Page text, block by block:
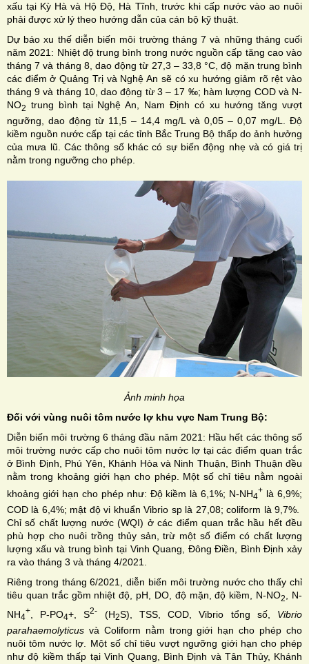
xấu tại Kỳ Hà và Hộ Độ, Hà Tĩnh, trước khi cấp nước vào ao nuôi
phải được xử lý theo hướng dẫn của cán bộ kỹ thuật.
Dự báo xu thế diễn biến môi trường tháng 7 và những tháng cuối
năm 2021: Nhiệt độ trung bình trong nước nguồn cấp tăng cao vào
tháng 7 và tháng 8, dao động từ 27,3 – 33,8 °C, độ mặn trung bình
các điểm ở Quảng Trị và Nghệ An sẽ có xu hướng giảm rõ rệt vào
tháng 9 và tháng 10, dao động từ 3 – 17 ‰; hàm lượng COD và N-
NO2
trung bình tại Nghệ An, Nam Định có xu hướng tăng vượt
ngưỡng, dao động từ 11,5 – 14,4 mg/L và 0,05 – 0,07 mg/L. Độ
kiềm nguồn nước cấp tại các tỉnh Bắc Trung Bộ thấp do ảnh hưởng
của mưa lũ. Các thông số khác có sự biến động nhẹ và có giá trị
nằm trong ngưỡng cho phép.
Ảnh minh họa
Đối với vùng nuôi tôm nước lợ khu vực Nam Trung Bộ:
Diễn biến môi trường 6 tháng đầu năm 2021: Hầu hết các thông số
môi trường nước cấp cho nuôi tôm nước lợ tại các điểm quan trắc
ở Bình Định, Phú Yên, Khánh Hòa và Ninh Thuận, Bình Thuận đều
nằm trong khoảng giới hạn cho phép. Một số chỉ tiêu nằm ngoài
khoảng giới hạn cho phép như: Độ kiềm là 6,1%; N-NH4
+ là 6,9%;
COD là 6,4%; mật độ vi khuẩn Vibrio sp là 27,08; coliform là 9,7%.
Chỉ số chất lượng nước (WQI) ở các điểm quan trắc hầu hết đều
phù hợp cho nuôi trồng thủy sản, trừ một số điểm có chất lượng
lượng xấu và trung bình tại Vinh Quang, Đông Điền, Bình Định xảy
ra vào tháng 3 và tháng 4/2021.
Riêng trong tháng 6/2021, diễn biến môi trường nước cho thấy chỉ
tiêu quan trắc gồm nhiệt độ, pH, DO, độ mặn, độ kiềm, N-NO2
, N-
NH4
+ , P-PO4+, S2- (H2S), TSS, COD, Vibrio tổng số, Vibrio
parahaemolyticus và Coliform nằm trong giới hạn cho phép cho
nuôi tôm nước lợ. Một số chỉ tiêu vượt ngưỡng giới hạn cho phép
như độ kiềm thấp tại Vinh Quang, Bình Định và Tân Thủy, Khánh